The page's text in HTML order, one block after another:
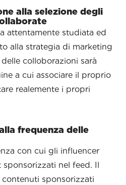
alla selezione degli
attentamente studiata ed
alla strategia di marketing
colloborazioni sarà
a cui associare il proprio
realemente i propri
frequenza delle
con cui gli influencer
nel feed. Il
sponsorizzati